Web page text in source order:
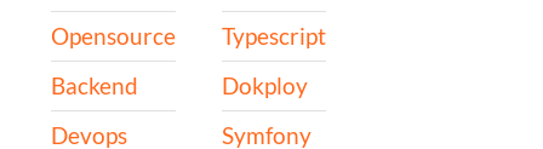
Opensource
Backend
Devops
Typescript
Dokploy
Symfony